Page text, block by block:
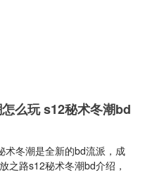
么玩 s12秘术冬潮bd
术冬潮是全新的bd流派，成
之路s12秘术冬潮bd介绍，